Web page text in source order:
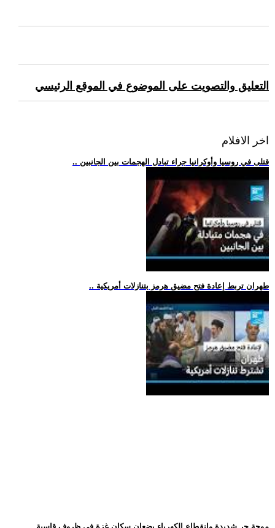
التعليق والتصويت على الموضوع في الموقع الرئيسي
اخر الافلام
.. قتلى في روسيا وأوكرانيا جراء تبادل الهجمات بين الجانبين
.. طهران تربط إعادة فتح مضيق هرمز بتنازلات أمريكية